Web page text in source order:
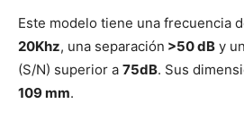
Este modelo tiene una frecuencia
20Khz, una separación >50 dB y
(S/N) superior a 75dB. Sus
109 mm.